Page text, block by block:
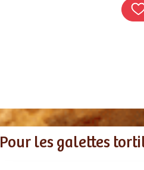
Pour les galettes